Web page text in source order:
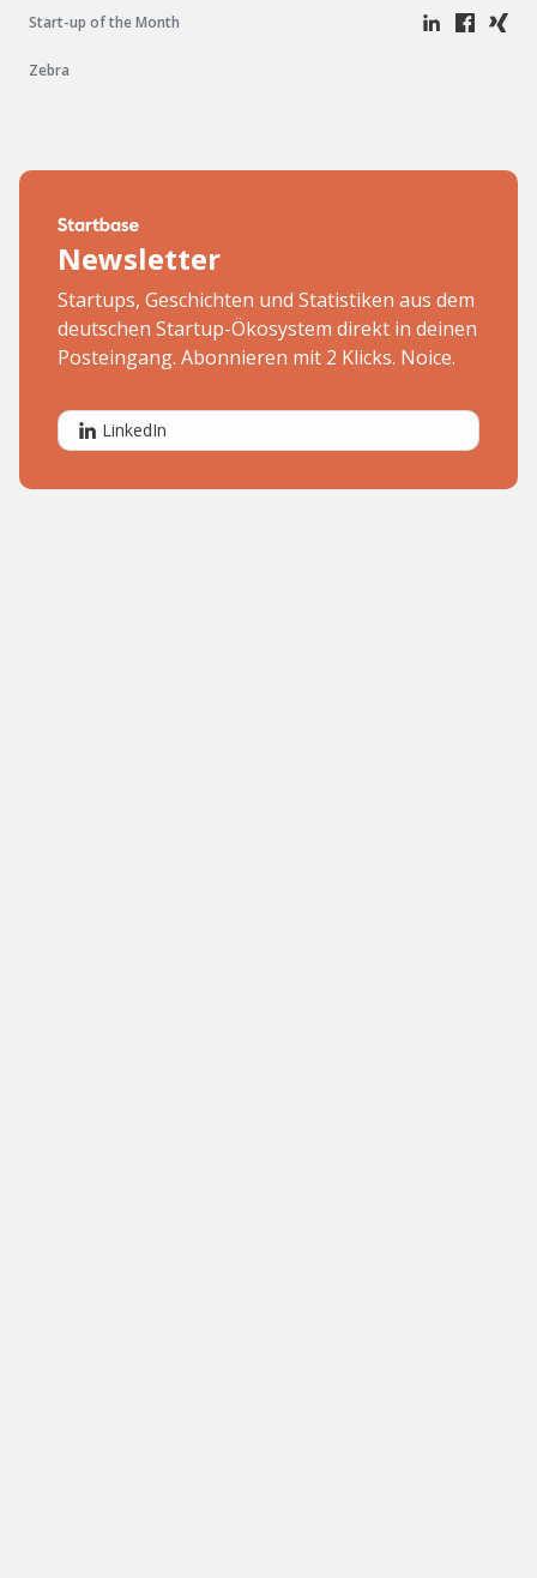
Start-up of the Month
Zebra
Newsletter
Startups, Geschichten und Statistiken aus dem
deutschen Startup-Ökosystem direkt in deinen
Posteingang. Abonnieren mit 2 Klicks. Noice.
LinkedIn